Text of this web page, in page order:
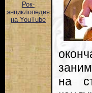
Рок-
энциклопедия
на YouTube
на